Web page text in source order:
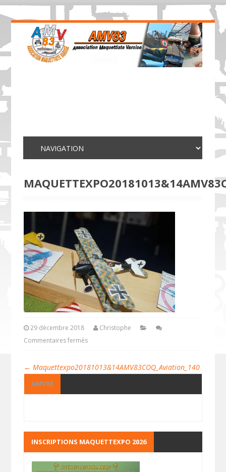
29 décembre 2018
Christophe
Commentaires fermés
← Maquettexpo20181013&14AMV83COQ_Aviation_140
AMV83
INSCRIPTIONS MAQUETTEXPO 2026